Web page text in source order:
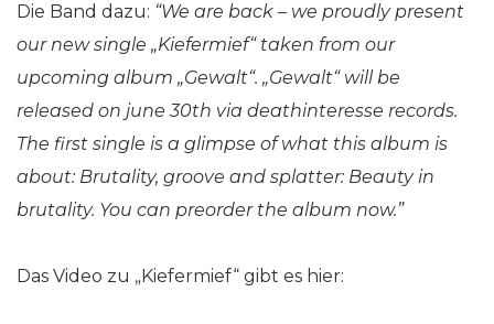
Die Band dazu: “We are back – we proudly present
our new single „Kiefermief“ taken from our
upcoming album „Gewalt“. „Gewalt“ will be
released on june 30th via deathinteresse records.
The first single is a glimpse of what this album is
about: Brutality, groove and splatter: Beauty in
brutality. You can preorder the album now.”
Das Video zu „Kiefermief“ gibt es hier: